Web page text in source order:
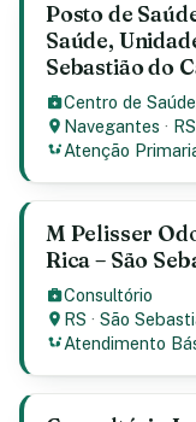
Posto de
Saúde,
Sebastião do
Centro de
Navegantes · RS
Atenção
M Pelisser
Rica – São
Consultório
RS ·São
Atendimento